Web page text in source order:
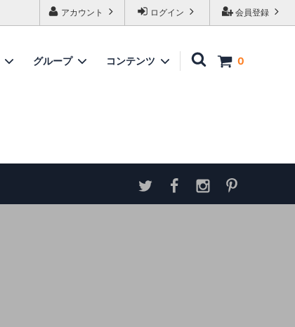
会員登録
ログイン
アカウント
0
テーブル
グループ コンテンツ
アンティーク商品 概略と取扱い方